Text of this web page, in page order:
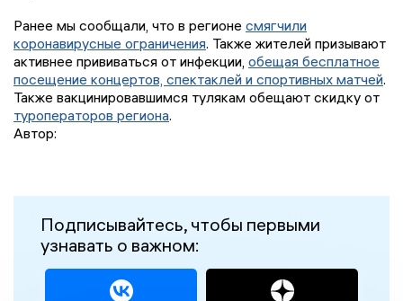
Ранее мы сообщали, что в регионе смягчили
коронавирусные ограничения. Также жителей призывают
активнее прививаться от инфекции, обещая бесплатное
посещение концертов, спектаклей и спортивных матчей.
Также вакцинировавшимся тулякам обещают скидку от
туроператоров региона.
Автор:
Подписывайтесь, чтобы первыми
узнавать о важном: